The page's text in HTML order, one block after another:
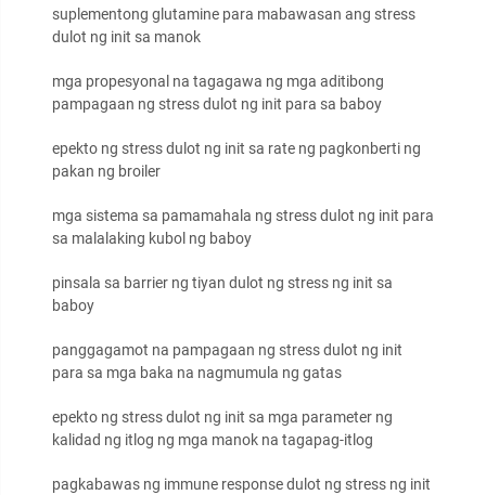
suplementong glutamine para mabawasan ang stress
dulot ng init sa manok
mga propesyonal na tagagawa ng mga aditibong
pampagaan ng stress dulot ng init para sa baboy
epekto ng stress dulot ng init sa rate ng pagkonberti ng
pakan ng broiler
mga sistema sa pamamahala ng stress dulot ng init para
sa malalaking kubol ng baboy
pinsala sa barrier ng tiyan dulot ng stress ng init sa
baboy
panggagamot na pampagaan ng stress dulot ng init
para sa mga baka na nagmumula ng gatas
epekto ng stress dulot ng init sa mga parameter ng
kalidad ng itlog ng mga manok na tagapag-itlog
pagkabawas ng immune response dulot ng stress ng init